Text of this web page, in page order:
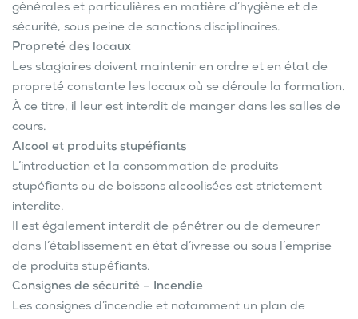
générales et particulières en matière d’hygiène et de
sécurité, sous peine de sanctions disciplinaires.
Propreté des locaux
Les stagiaires doivent maintenir en ordre et en état de
propreté constante les locaux où se déroule la formation.
À ce titre, il leur est interdit de manger dans les salles de
cours.
Alcool et produits stupéfiants
L’introduction et la consommation de produits
stupéfiants ou de boissons alcoolisées est strictement
interdite.
Il est également interdit de pénétrer ou de demeurer
dans l’établissement en état d’ivresse ou sous l’emprise
de produits stupéfiants.
Consignes de sécurité – Incendie
Les consignes d’incendie et notamment un plan de